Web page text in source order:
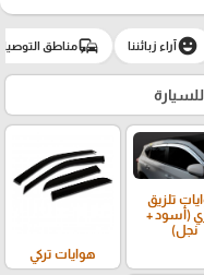
emoji_emotionsآراء زبائننا commuteمناطق
تلزيق
(أسود +
نجل)
هوايات تركي